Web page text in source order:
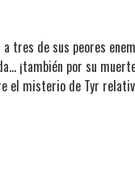
tres de sus peores
¡también por su
el misterio de Tyr